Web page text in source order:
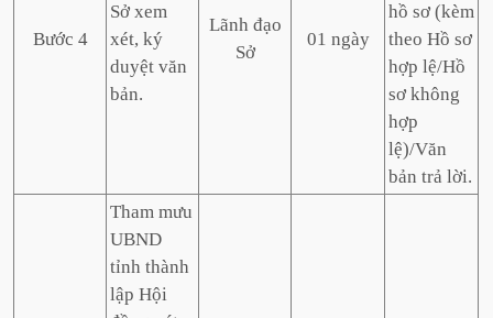
Bước 4
Sở xem
xét, ký
duyệt văn
bản.
Lãnh đạo
Sở
01 ngày
hồ sơ (kèm
theo Hồ sơ
hợp lệ/Hồ
sơ không
hợp
lệ)/Văn
bản trả lời.
Tham mưu
UBND
tỉnh thành
lập Hội